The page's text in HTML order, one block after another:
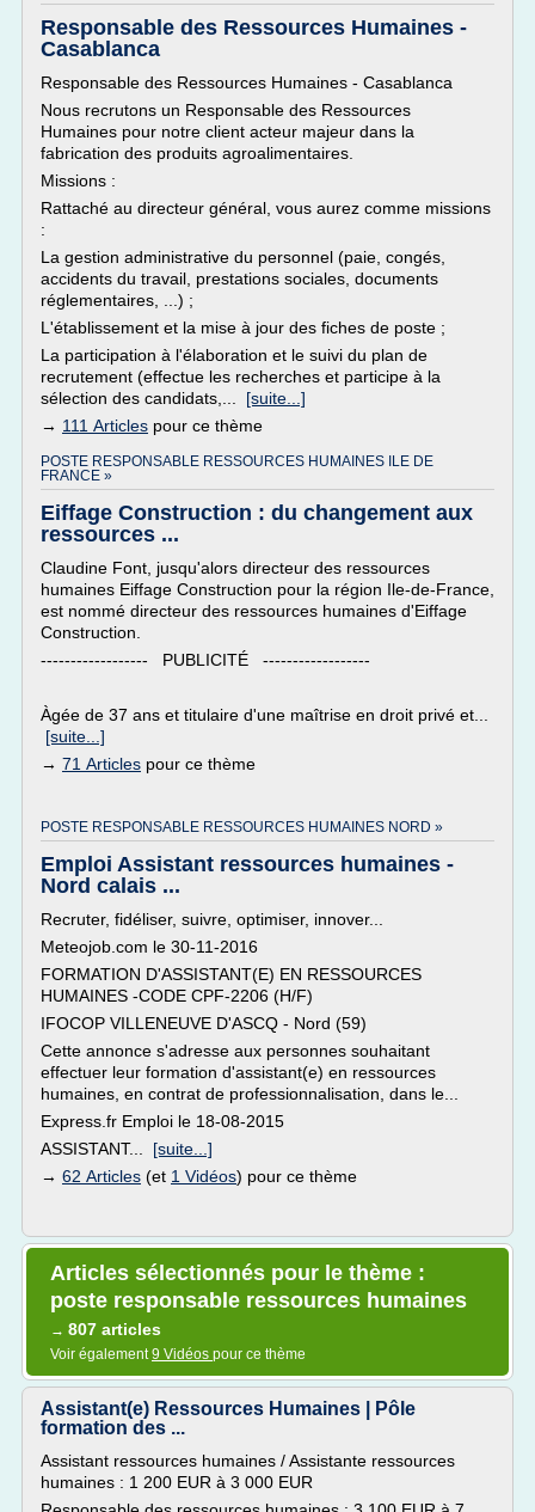
Responsable des Ressources Humaines -
Casablanca
Responsable des Ressources Humaines - Casablanca
Nous recrutons un Responsable des Ressources
Humaines pour notre client acteur majeur dans la
fabrication des produits agroalimentaires.
Missions :
Rattaché au directeur général, vous aurez comme missions
:
La gestion administrative du personnel (paie, congés,
accidents du travail, prestations sociales, documents
réglementaires, ...) ;
L'établissement et la mise à jour des fiches de poste ;
La participation à l'élaboration et le suivi du plan de
recrutement (effectue les recherches et participe à la
sélection des candidats,... [suite...]
→ 111 Articles pour ce thème
POSTE RESPONSABLE RESSOURCES HUMAINES ILE DE
FRANCE »
Eiffage Construction : du changement aux
ressources ...
Claudine Font, jusqu'alors directeur des ressources
humaines Eiffage Construction pour la région Ile-de-France,
est nommé directeur des ressources humaines d'Eiffage
Construction.
------------------ PUBLICITÉ ------------------
Àgée de 37 ans et titulaire d'une maîtrise en droit privé et...
[suite...]
→ 71 Articles pour ce thème
POSTE RESPONSABLE RESSOURCES HUMAINES NORD »
Emploi Assistant ressources humaines -
Nord calais ...
Recruter, fidéliser, suivre, optimiser, innover...
Meteojob.com le 30-11-2016
FORMATION D'ASSISTANT(E) EN RESSOURCES
HUMAINES -CODE CPF-2206 (H/F)
IFOCOP VILLENEUVE D'ASCQ - Nord (59)
Cette annonce s'adresse aux personnes souhaitant
effectuer leur formation d'assistant(e) en ressources
humaines, en contrat de professionnalisation, dans le...
Express.fr Emploi le 18-08-2015
ASSISTANT... [suite...]
→ 62 Articles (et 1 Vidéos) pour ce thème
Articles sélectionnés pour le thème :
poste responsable ressources humaines
→ 807 articles
Voir également9 Vidéos pour ce thème
Assistant(e) Ressources Humaines | Pôle
formation des ...
Assistant ressources humaines / Assistante ressources
humaines : 1 200 EUR à 3 000 EUR